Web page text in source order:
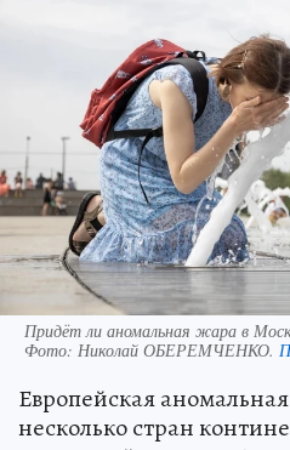
Придёт ли аномальная жара в
Фото: Николай ОБЕРЕМЧЕНКО.
Европейская
несколько стран